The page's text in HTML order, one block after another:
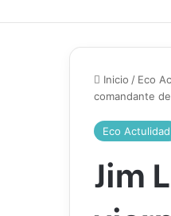
Inicio / Eco
comandante
Eco Actulidad
Jim